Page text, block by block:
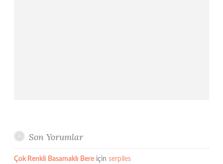
Son Yorumlar
Çok Renkli Basamaklı Bere için serpiles